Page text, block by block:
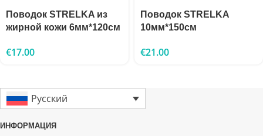
Поводок STRELKA из
жирной кожи 6мм*120см
€17.00
Поводок STRELKA
10мм*150см
€21.00
Русский
ИНФОРМАЦИЯ